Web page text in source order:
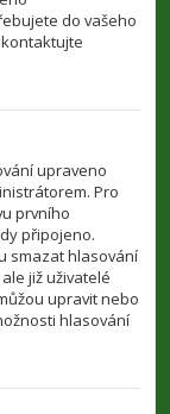
do vašeho
upraveno
Pro
prvního
připojeno.
smazat hlasování
již uživatelé
upravit nebo
hlasování